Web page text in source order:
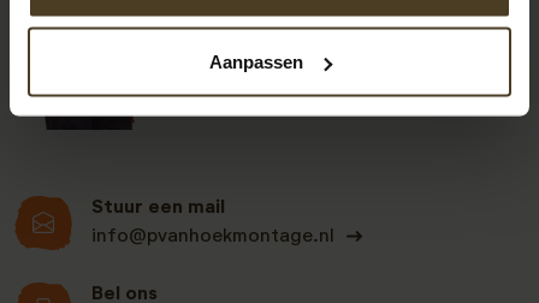
Aanpassen
Stuur een mail
info@pvanhoekmontage.nl
Bel ons
ons een: 9 uit de 930
beoordelingen